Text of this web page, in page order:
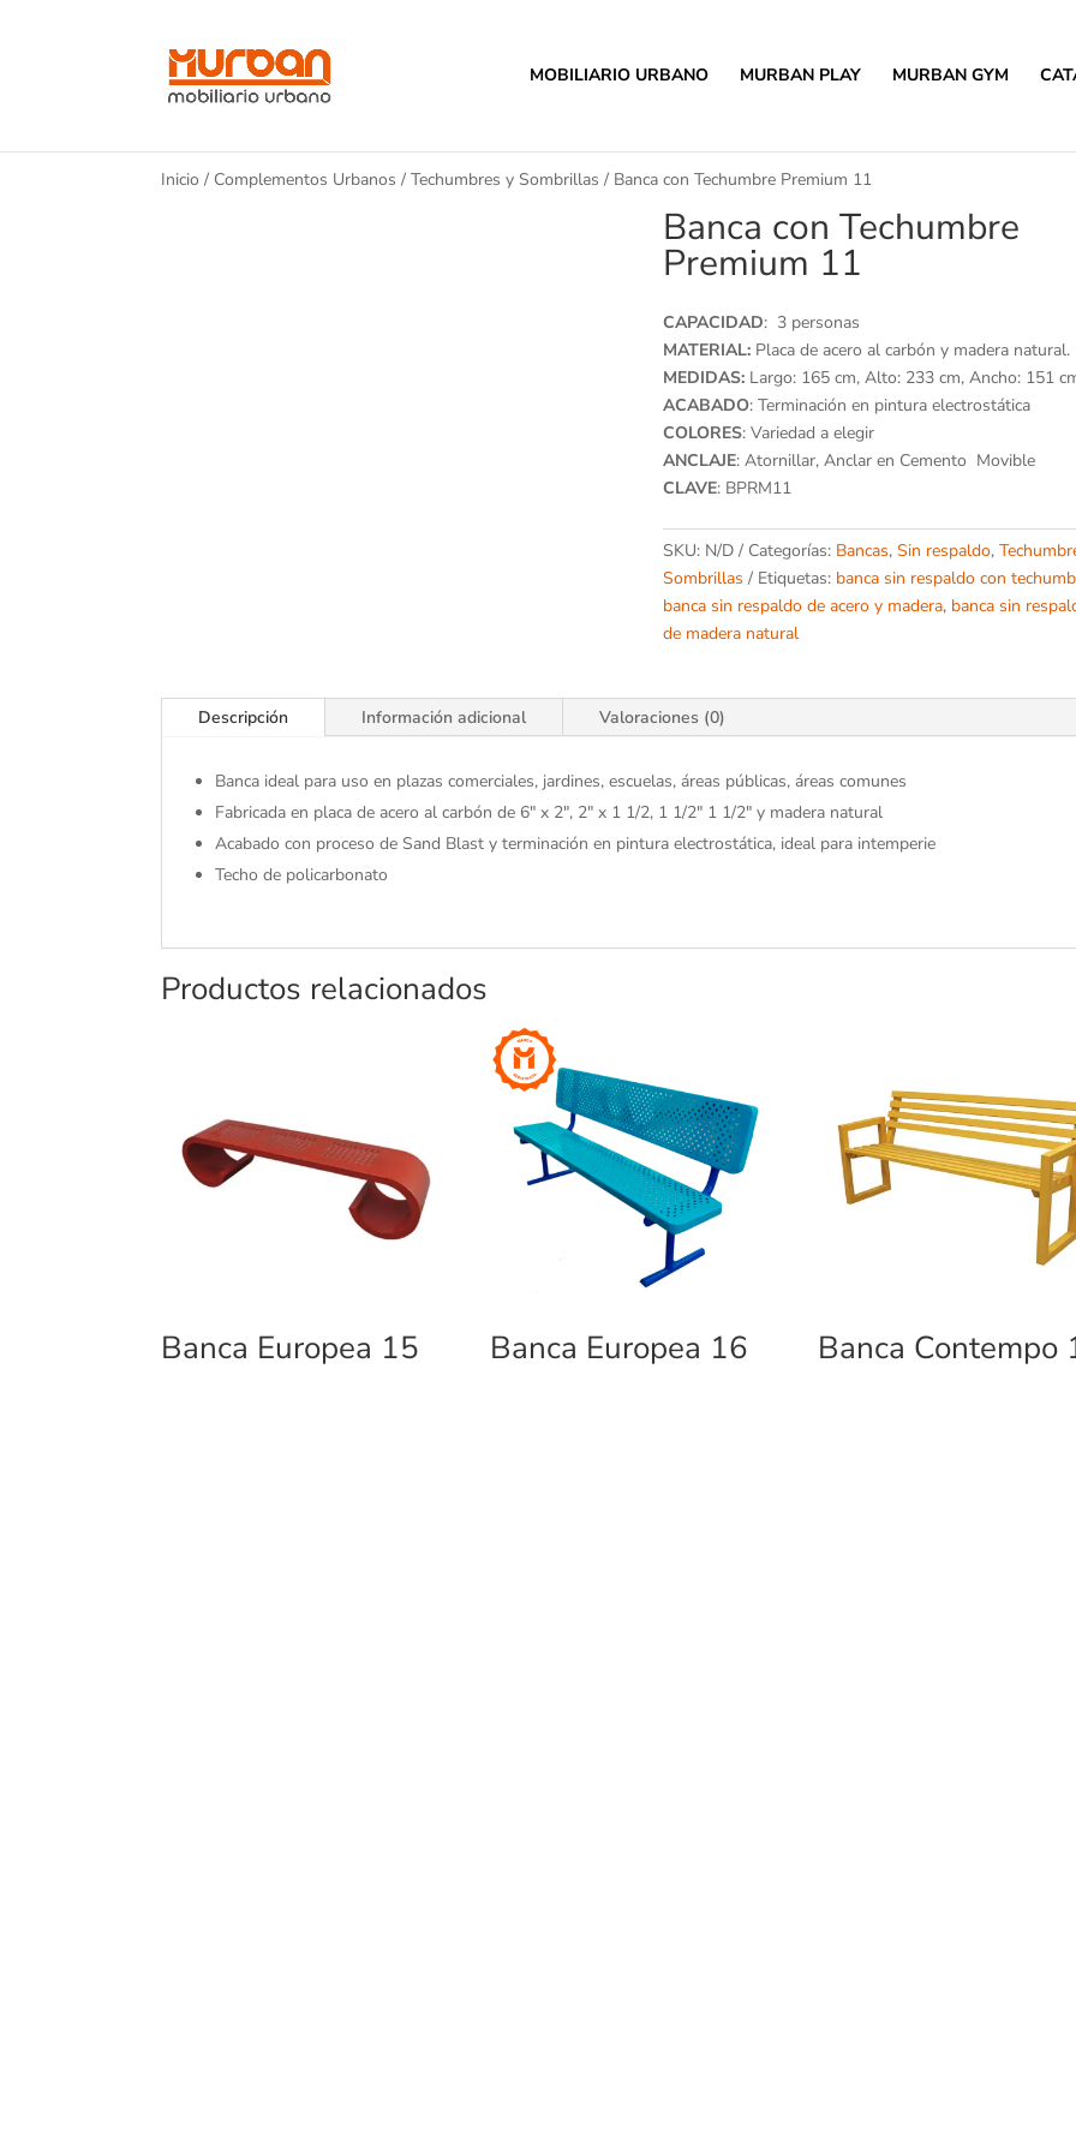
MOBILIARIO URBANO MURBAN PLAY MURBAN GYM
Inicio / Complementos Urbanos /Techumbres y Sombrillas / Banca con Techumbre Premium 11
Banca con Techumbre
Premium 11
CAPACIDAD: 3 personas
MATERIAL:Placa de acero al carbón y madera natural.
MEDIDAS: Largo: 165 cm, Alto: 233 cm, Ancho: 151
ACABADO: Terminación en pintura electrostática
COLORES: Variedad a elegir
ANCLAJE: Atornillar, Anclar en Cemento Movible
CLAVE: BPRM11
SKU: N/D Categorías: Bancas, Sin respaldo,
Sombrillas
Etiquetas: banca sin respaldo con
banca sin respaldo de acero y madera, banca sin
de madera natural
Descripción Información adicional Valoraciones (0)
Banca ideal para uso en plazas comerciales, jardines, escuelas, áreas públicas, áreas comunes
Fabricada en placa de acero al carbón de 6" x 2", 2" x 1 1/2, 1 1/2" 1 1/2" y madera natural
Acabado con proceso de Sand Blast y terminación en pintura electrostática, ideal para intemperie
Techo de policarbonato
Productos relacionados
Banca Europea 15 Banca Europea 16 Banca Contempo